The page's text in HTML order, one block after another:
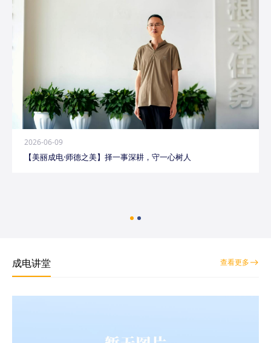
2026-06-09
【美丽成电·师德之美】择一事深耕，守一心树人
成电讲堂 查看更多